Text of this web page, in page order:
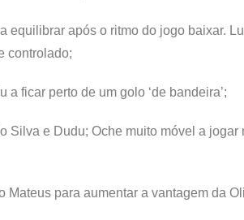
equilibrar após o ritmo do jogo baixar.
controlado;
a ficar perto de um golo ‘de bandeira’;
e Dudu; Oche muito móvel a jogar
Mateus para aumentar a vantagem da